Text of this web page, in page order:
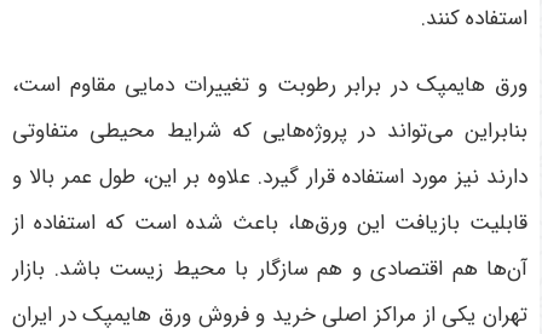
استفاده کنند.
ورق هایمپک در برابر رطوبت و تغییرات دمایی مقاوم است،
بنابراین می‌تواند در پروژه‌هایی که شرایط محیطی متفاوتی
دارند نیز مورد استفاده قرار گیرد. علاوه بر این، طول عمر بالا و
قابلیت بازیافت این ورق‌ها، باعث شده است که استفاده از
آن‌ها هم اقتصادی و هم سازگار با محیط زیست باشد. بازار
تهران یکی از مراکز اصلی خرید و فروش ورق هایمپک در ایران